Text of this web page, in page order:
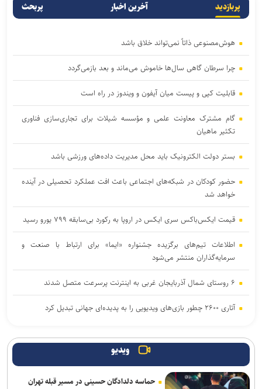
پربازدید آخرین اخبار پربحث
هوش‌مصنوعی ذاتاً نمی‌تواند خلاق باشد
چرا سرطان گاهی سال‌ها خاموش می‌ماند و بعد بازمی‌گردد
قابلیت کپی و پیست میان آیفون و ویندوز در راه است
گام مشترک معاونت علمی و مؤسسه شیلات برای تجاری‌سازی فناوری
تکثیر ماهیان
بستر دولت الکترونیک باید محل مدیریت داده‌‌های ورزشی باشد
حضور کودکان در شبکه‌های اجتماعی باعث افت عملکرد تحصیلی در آینده
خواهد شد
قیمت ایکس‌باکس سری ایکس در اروپا به رکورد بی‌سابقه ۷۹۹ یورو رسید
اطلاعات تیم‌های برگزیده جشنواره «ایما» برای ارتباط با صنعت و
سرمایه‌گذاران منتشر می‌شود
۶ روستای شمال آذربایجان غربی به اینترنت پرسرعت متصل شدند
آتاری ۲۶۰۰ چطور بازی‌های ویدیویی را به پدیده‌ای جهانی تبدیل کرد
شدند
مایکروسافت به مناسبت ۲۵ سالگی ایکس باکس هدایای رایگان می‌دهد
ویدیو
حماسه دلدادگان حسینی در مسیر قبله تهران